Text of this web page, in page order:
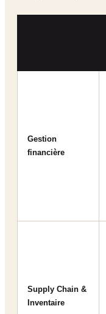
Gestion
financière
Supply Chain &
Inventaire